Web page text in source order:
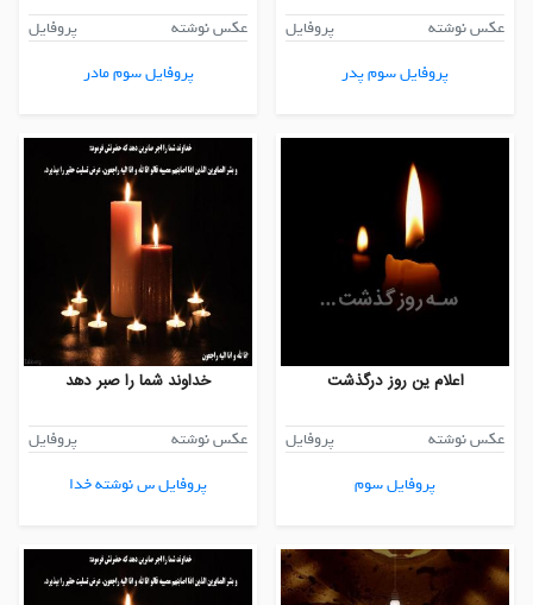
عکس نوشته
پروفایل
پروفایل سوم پدر
عکس نوشته
پروفایل
پروفایل سوم مادر
اعلام ین روز درگذشت
عکس نوشته
پروفایل
پروفایل سوم
خداوند شما را صبر دهد
عکس نوشته
پروفایل
پروفایل س نوشته خدا